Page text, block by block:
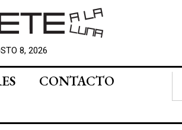
8, 2026
CONTACTO